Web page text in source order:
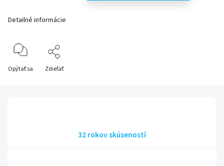
Detailné informácie
Opýtať sa Zdieľať
32 rokov skúseností